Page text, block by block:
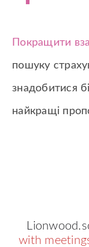
Покращити
пошуку
знадобитися
найкращі
with